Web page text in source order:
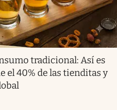
tradicional: Así es
el 40% de las tienditas y